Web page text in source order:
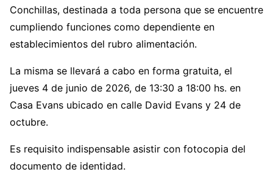
Conchillas, destinada a toda persona que se encuentre
cumpliendo funciones como dependiente en
establecimientos del rubro alimentación.
La misma se llevará a cabo en forma gratuita, el
jueves 4 de junio de 2026, de 13:30 a 18:00 hs. en
Casa Evans ubicado en calle David Evans y 24 de
octubre.
Es requisito indispensable asistir con fotocopia del
documento de identidad.